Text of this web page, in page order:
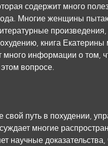
содержит много
Многие женщины
произведения,
книга
много информации о том,
вопросе.
свой путь в похудении,
многие
научные